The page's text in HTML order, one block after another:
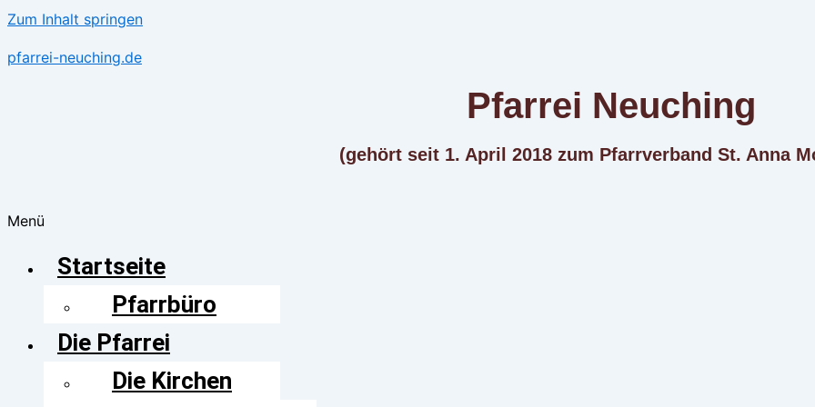
Zum Inhalt springen
pfarrei-neuching.de
Pfarrei Neuching
(gehört seit 1. April 2018 zum Pfarrverband St. Anna
Menü
Startseite
Pfarrbüro
Die Pfarrei
Die Kirchen